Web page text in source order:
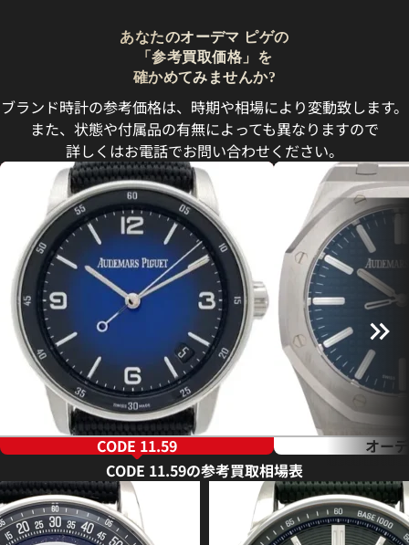
あなたのオーデマ ピゲの
「参考買取価格」を
確かめてみませんか?
ブランド時計の参考価格は、時期や相場により変動致します。
また、状態や付属品の有無によっても異なりますので
詳しくはお電話でお問い合わせください。
CODE 11.59
オー
CODE 11.59の参考買取相場表